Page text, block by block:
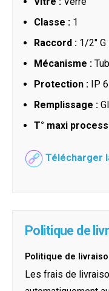
Classe : 1
Raccord : 1/2" G
Mécanisme :
Protection : IP
Remplissage :
T° maxi
Télécharger
Politique de
Politique de
Les frais de